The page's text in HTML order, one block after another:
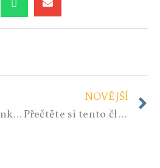
Stůj, nebo maminka vystřelí!
NOVĚJŠÍ
Přečtěte si tento článek od začátku do konce a mnohé pochopíte. Sociální experimenty prováděné na evropském bílém obyvatelstvu nemůžou dopadnout jinak!!!